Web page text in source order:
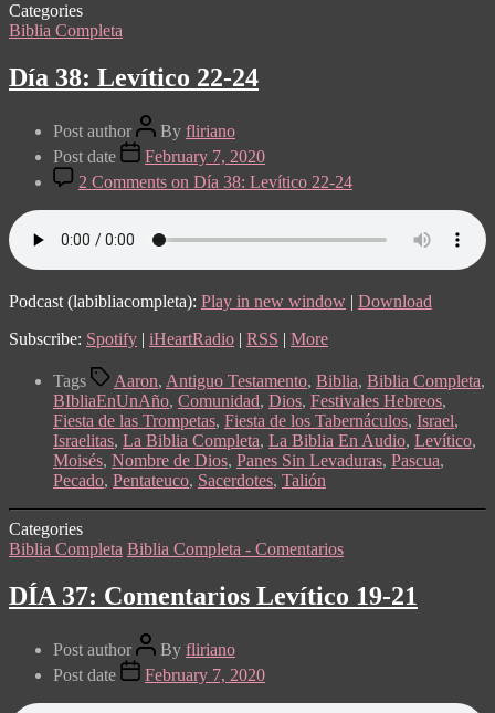
Categories
Biblia Completa
Día 38: Levítico 22-24
Post author By fliriano
Post date
February 7, 2020
2 Comments on Día 38: Levítico 22-24
Podcast (labibliacompleta): Play in new window | Download
Subscribe: Spotify | iHeartRadio | RSS | More
Tags Aaron, Antiguo Testamento, Biblia, Biblia Completa,
BIbliaEnUnAño, Comunidad, Dios, Festivales Hebreos,
Fiesta de las Trompetas, Fiesta de los Tabernáculos, Israel,
Israelitas, La Biblia Completa, La Biblia En Audio, Levítico,
Moisés, Nombre de Dios, Panes Sin Levaduras, Pascua,
Pecado, Pentateuco, Sacerdotes, Talión
Categories
Biblia Completa Biblia Completa - Comentarios
DÍA 37: Comentarios Levítico 19-21
Post author By fliriano
Post date
February 7, 2020